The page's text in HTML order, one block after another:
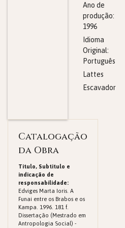
Ano de
produção:
1996
Idioma
Original:
Português
Lattes
Escavador
Catalogação
da Obra
Titulo, Subtitulo e
indicação de
responsabilidade:
Edviges Marta Ioris. A
Funai entre os Brabos e os
Kampa. 1996. 181 f.
Dissertação (Mestrado em
Antropologia Social) -